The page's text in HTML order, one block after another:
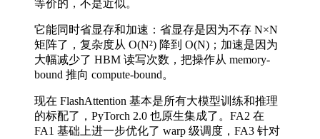
等价的，不是近似。
它能同时省显存和加速：省显存是因为不存 N×N
矩阵了，复杂度从 O(N²) 降到 O(N)；加速是因为
大幅减少了 HBM 读写次数，把操作从 memory-
bound 推向 compute-bound。
现在 FlashAttention 基本是所有大模型训练和推理
的标配了，PyTorch 2.0 也原生集成了。FA2 在
FA1 基础上进一步优化了 warp 级调度，FA3 针对